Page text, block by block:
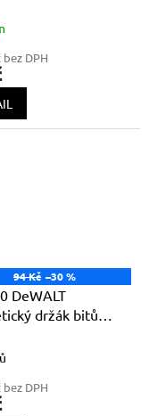
bez DPH
94 Kč –30 %
DeWALT
držák bitů
bez DPH